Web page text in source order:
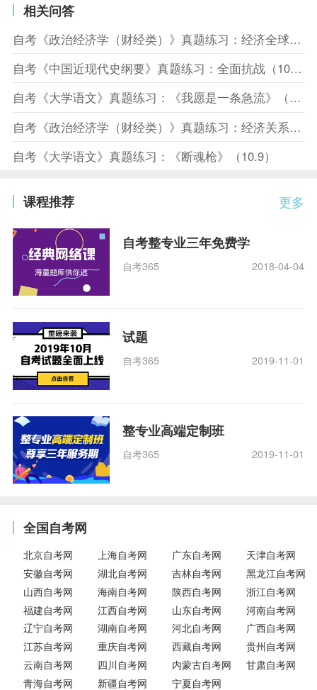
相关问答
自考《政治经济学（财经类）》真题练习：经济全球化（10.10）
自考《中国近现代史纲要》真题练习：全面抗战（10.10）
自考《大学语文》真题练习：《我愿是一条急流》（10.10）
自考《政治经济学（财经类）》真题练习：经济关系（10.8）
自考《大学语文》真题练习：《断魂枪》（10.9）
更多
课程推荐
自考整专业三年免费学
自考365 2018-04-04
试题
自考365 2019-11-01
整专业高端定制班
自考365 2019-11-01
全国自考网
北京自考网 上海自考网 广东自考网
天津自考网
安徽自考网
湖北自考网 吉林自考网
黑龙江自考网
山西自考网
海南自考网 陕西自考网
浙江自考网
福建自考网
江西自考网 山东自考网
河南自考网
辽宁自考网
湖南自考网 河北自考网
广西自考网
江苏自考网
重庆自考网 西藏自考网
贵州自考网
云南自考网
四川自考网 内蒙古自考网
甘肃自考网
青海自考网
新疆自考网 宁夏自考网